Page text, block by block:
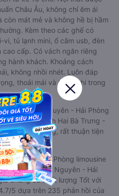
Châu Âu, không chỉ êm ái
còn mát mẻ và không hề bị hầm
Kèm theo các ghế có
tủ lạnh mini, ổ cắm usb, đèn
cấp. Có vách ngăn riêng
hành khách. Khoảng cách
không nhồi nhét. Luôn đáp
thoải mái và tiện nghi trong
Nội Thuỷ Nguyên - Hải Phòng
tại nội thành Hai Bà Trưng -
- Hải Phòng, rất thuận tiện
Nguyên - Hải Phòng limousine
Hà Nội đi Thuỷ Nguyên - Hải
chung có chất lượng Tốt với
5 dựa trên 235 phản hồi của